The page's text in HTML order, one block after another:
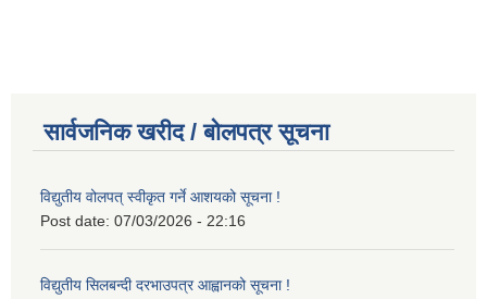
सार्वजनिक खरीद / बोलपत्र सूचना
विद्युतीय वोलपत् स्वीकृत गर्ने आशयको सूचना !
Post date: 07/03/2026 - 22:16
विद्युतीय सिलबन्दी दरभाउपत्र आह्वानको सूचना !